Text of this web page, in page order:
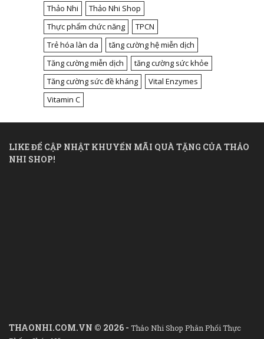
Thảo Nhi
Thảo Nhi Shop
Thực phẩm chức năng
TPCN
Trẻ hóa làn da
tăng cường hệ miễn dịch
Tăng cường miễn dịch
tăng cường sức khỏe
Tăng cường sức đề kháng
Vital Enzymes
Vitamin C
LIKE ĐỂ CẬP NHẬT KHUYẾN MÃI QUÀ TẶNG CỦA THẢO
NHI SHOP!
THAONHI.COM.VN © 2026 - Thảo Nhi Shop Phân Phối Thực